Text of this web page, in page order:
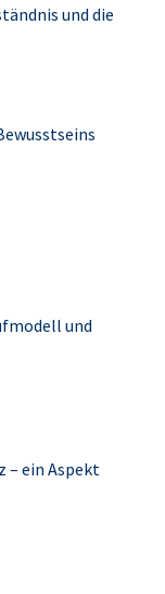
und die
und
– ein Aspekt